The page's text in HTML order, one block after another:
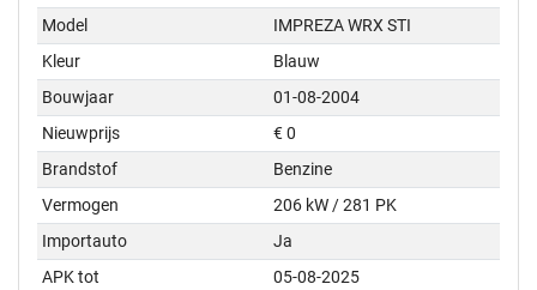
Model
IMPREZA WRX STI
Kleur
Blauw
Bouwjaar
01-08-2004
Nieuwprijs
€ 0
Brandstof
Benzine
Vermogen
206 kW / 281 PK
Importauto
Ja
APK tot
05-08-2025